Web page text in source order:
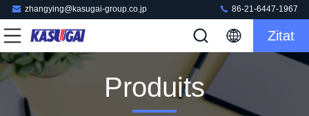
zhangying@kasugai-group.co.jp 86-21-6447-1967
Zitat
Produits